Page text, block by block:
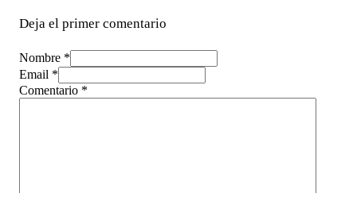
Deja el primer comentario
Nombre *
Email *
Comentario *